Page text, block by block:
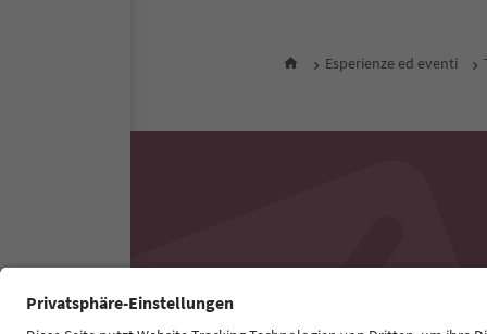
Esperienze ed eventi